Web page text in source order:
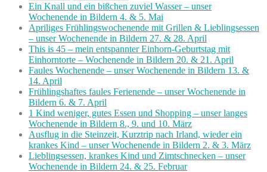
Ein Knall und ein bißchen zuviel Wasser – unser
Wochenende in Bildern 4. & 5. Mai
Apriliges Frühlingswochenende mit Grillen & Lieblingsessen
– unser Wochenende in Bildern 27. & 28. April
This is 45 – mein entspannter Einhorn-Geburtstag mit
Einhorntorte – Wochenende in Bildern 20. & 21. April
Faules Wochenende – unser Wochenende in Bildern 13. &
14. April
Frühlingshaftes faules Ferienende – unser Wochenende in
Bildern 6. & 7. April
1 Kind weniger, gutes Essen und Shopping – unser langes
Wochenende in Bildern 8., 9. und 10. März
Ausflug in die Steinzeit, Kurztrip nach Irland, wieder ein
krankes Kind – unser Wochenende in Bildern 2. & 3. März
Lieblingsessen, krankes Kind und Zimtschnecken – unser
Wochenende in Bildern 24. & 25. Februar